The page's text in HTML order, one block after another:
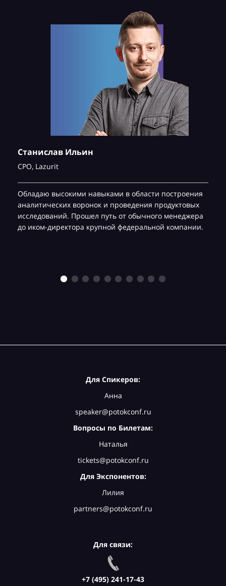
Станислав Ильин
CPO, Lazurit
Обладаю высокими навыками в области построения
аналитических воронок и проведения продуктовых
исследований. Прошел путь от обычного менеджера
до иком-директора крупной федеральной компании.
Для Спикеров:
Анна
speaker@potokconf.ru
Вопросы по Билетам:
Наталья
tickets@potokconf.ru
Для Экспонентов:
Лилия
partners@potokconf.ru
Для связи:
+7 (495) 241-17-43